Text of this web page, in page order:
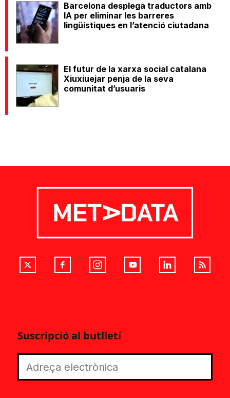
Barcelona desplega traductors amb
IA per eliminar les barreres
lingüístiques en l’atenció ciutadana
El futur de la xarxa social catalana
Xiuxiuejar penja de la seva
comunitat d’usuaris
Suscripció al butlletí